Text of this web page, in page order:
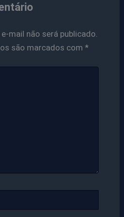
mail não será publicado.
são marcados com *